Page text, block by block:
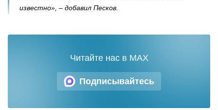
известно», – добавил Песков.
Подписывайтесь
Читайте нас в MAX